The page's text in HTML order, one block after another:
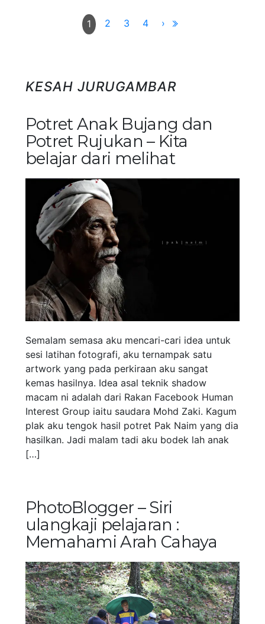
1 2 3 4 ›
KESAH JURUGAMBAR
Potret Anak Bujang dan
Potret Rujukan – Kita
belajar dari melihat
Semalam semasa aku mencari-cari idea untuk
sesi latihan fotografi, aku ternampak satu
artwork yang pada perkiraan aku sangat
kemas hasilnya. Idea asal teknik shadow
macam ni adalah dari Rakan Facebook Human
Interest Group iaitu saudara Mohd Zaki. Kagum
plak aku tengok hasil potret Pak Naim yang dia
hasilkan. Jadi malam tadi aku bodek lah anak
[…]
PhotoBlogger – Siri
ulangkaji pelajaran :
Memahami Arah Cahaya